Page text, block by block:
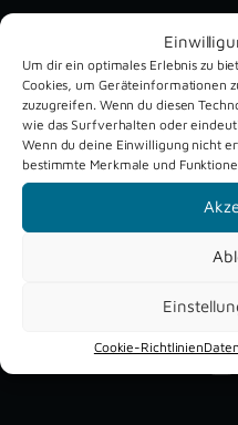
Um dir ein optimales Erlebnis zu
Cookies, um Geräteinformationen
zuzugreifen. Wenn du diesen
wie das Surfverhalten oder
Wenn du deine Einwilligung nicht
bestimmte Merkmale und
Cookie-Richtlinien
Unsere aktuellen
Verne